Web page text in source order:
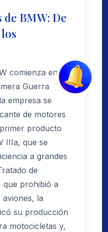
BMW: De
comienza en
Guerra
empresa se
de motores
producto
IIIa, que se
a grandes
de
que prohibió a
la
su producción
motocicletas y,